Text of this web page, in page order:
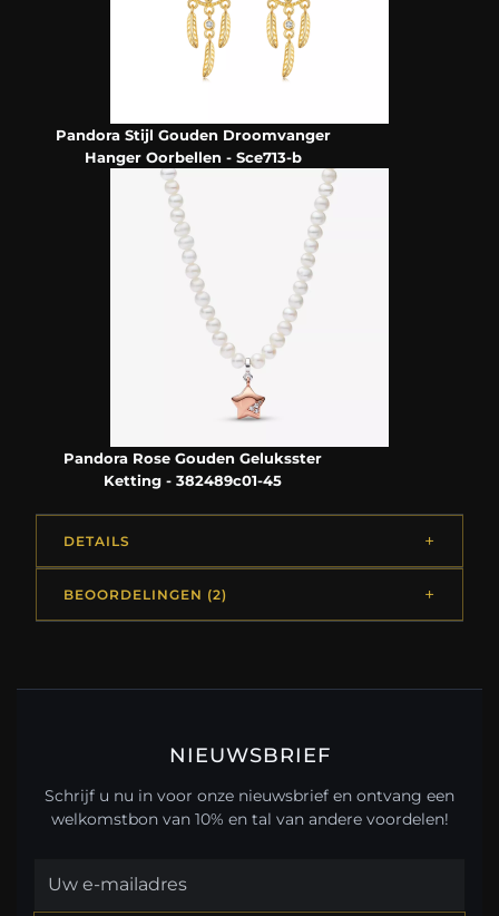
Pandora Stijl Gouden Droomvanger
Hanger Oorbellen - Sce713-b
Pandora Rose Gouden Geluksster
Ketting - 382489c01-45
DETAILS
BEOORDELINGEN (2)
NIEUWSBRIEF
Schrijf u nu in voor onze nieuwsbrief en ontvang een
welkomstbon van 10% en tal van andere voordelen!